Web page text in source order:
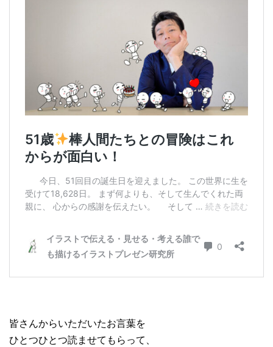
皆さんからいただいたお言葉を
ひとつひとつ読ませてもらって、